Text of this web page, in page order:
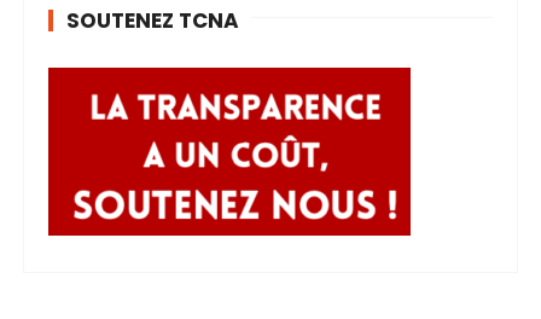
SOUTENEZ TCNA